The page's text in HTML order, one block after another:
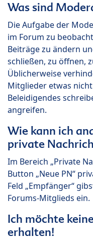
Was sind
Die Aufgabe der
im Forum zu
Beiträge zu ändern
schließen, zu öffnen,
Üblicherweise
Mitglieder etwas
Beleidigendes
angreifen.
Wie kann ich
private
Im Bereich „Private
Button „Neue PN“
Feld „Empfänger“
Forums-Mitglieds ein.
Ich möchte
erhalten!